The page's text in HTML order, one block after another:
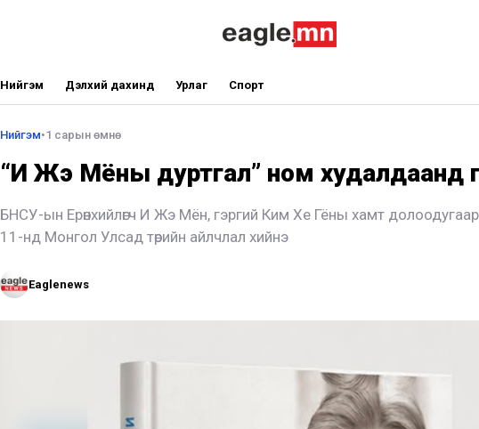
Нийгэм Дэлхий дахинд Урлаг Спорт
Нийгэм•1 сарын өмнө
“И Жэ Мёны дуртгал” ном худалдаанд
БНСУ-ын Ерөнхийлөгч И Жэ Мён, гэргий Ким Хе Гёны хамт
11-нд Монгол Улсад төрийн айлчлал хийнэ
Eaglenews